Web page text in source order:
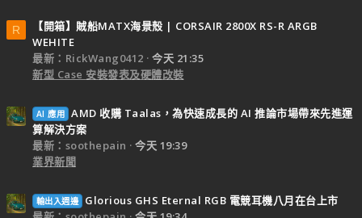
R
【開箱】賊船MATX海景殼 | CORSAIR 2800X RS-R ARGB
WEHITE
最新：RickWang0412
今天 21:35
新型 Case 安裝發表及硬體改裝
AI 應用 AMD 收購 Taalas，為快速成長的 AI 推論市場帶來先進運
算解決方案
最新：soothepain
今天 19:39
業界新聞
輸出入週邊
Glorious GHS Eternal RGB 電競耳機八月在台上市